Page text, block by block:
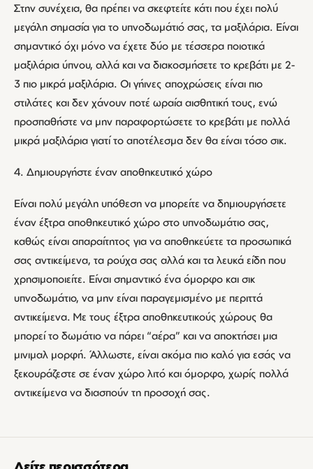
Στην συνέχεια, θα πρέπει να σκεφτείτε κάτι που έχει πολύ
μεγάλη σημασία για το υπνοδωμάτιό σας, τα μαξιλάρια. Είναι
σημαντικό όχι μόνο να έχετε δύο με τέσσερα ποιοτικά
μαξιλάρια ύπνου, αλλά και να διακοσμήσετε το κρεβάτι με 2-
3 πιο μικρά μαξιλάρια. Οι γήινες αποχρώσεις είναι πιο
στιλάτες και δεν χάνουν ποτέ ωραία αισθητική τους, ενώ
προσπαθήστε να μην παραφορτώσετε το κρεβάτι με πολλά
μικρά μαξιλάρια γιατί το αποτέλεσμα δεν θα είναι τόσο σικ.
4. Δημιουργήστε έναν αποθηκευτικό χώρο
Είναι πολύ μεγάλη υπόθεση να μπορείτε να δημιουργήσετε
έναν έξτρα αποθηκευτικό χώρο στο υπνοδωμάτιο σας,
καθώς είναι απαραίτητος για να αποθηκεύετε τα προσωπικά
σας αντικείμενα, τα ρούχα σας αλλά και τα λευκά είδη που
χρησιμοποιείτε. Είναι σημαντικό ένα όμορφο και σικ
υπνοδωμάτιο, να μην είναι παραγεμισμένο με περιττά
αντικείμενα. Με τους έξτρα αποθηκευτικούς χώρους θα
μπορεί το δωμάτιο να πάρει “αέρα” και να αποκτήσει μια
μινιμαλ μορφή. Άλλωστε, είναι ακόμα πιο καλό για εσάς να
ξεκουράζεστε σε έναν χώρο λιτό και όμορφο, χωρίς πολλά
αντικείμενα να διασπούν τη προσοχή σας.